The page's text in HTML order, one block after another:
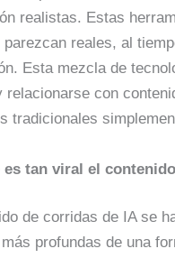
realistas. Estas
parezcan reales, al
Esta mezcla de
relacionarse con
tradicionales
es tan viral el
de corridas de IA se
profundas de una